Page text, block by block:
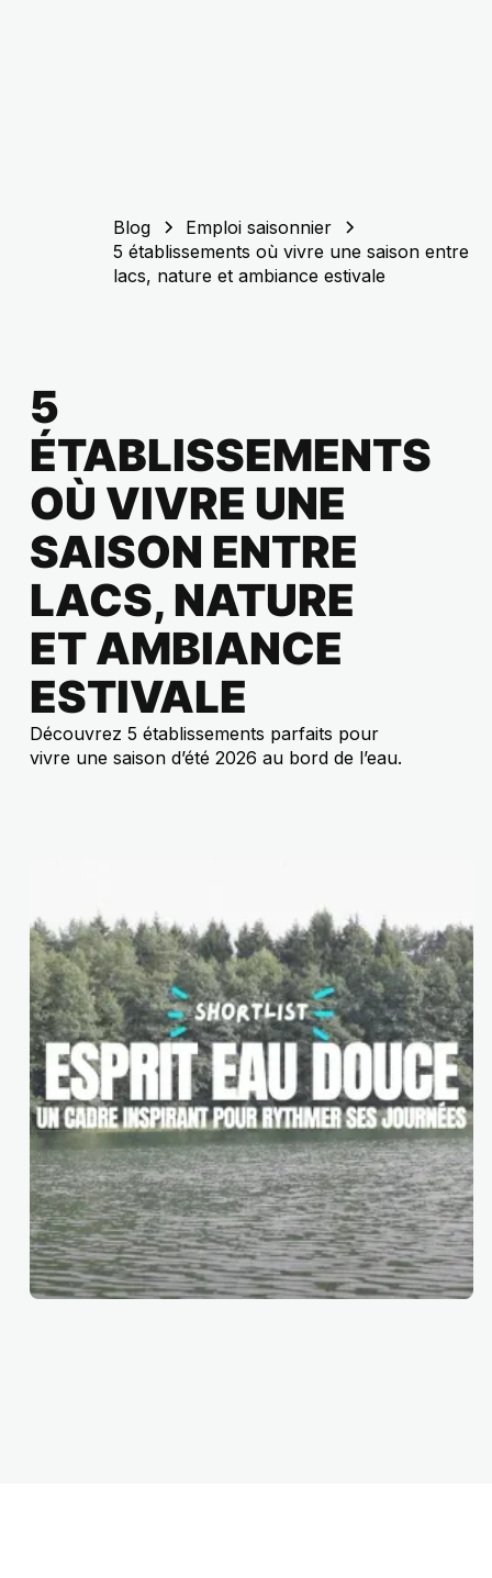
Blog
Emploi saisonnier
5 établissements où vivre une saison entre
lacs, nature et ambiance estivale
5
ÉTABLISSEMENTS
OÙ VIVRE UNE
SAISON ENTRE
LACS, NATURE
ET AMBIANCE
ESTIVALE
Découvrez 5 établissements parfaits pour
vivre une saison d’été 2026 au bord de l’eau.